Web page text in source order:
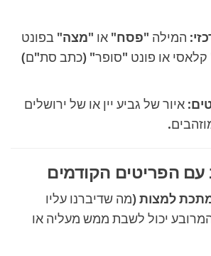
המילה "פסח" או "מצה" בפונט
קלאסי או פונט "סופר" (כתב סת"ם)
איור של גביע יין או של ירושלים
למצות(מה שדיברנו עליו
יכול לשבת ממש מעליה או